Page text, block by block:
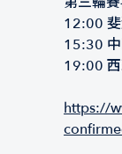
12:00
15:30
19:00
https://